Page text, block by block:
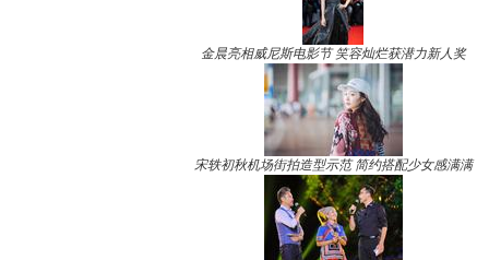
金晨亮相威尼斯电影节 笑容灿烂获潜力新人奖
宋轶初秋机场街拍造型示范 简约搭配少女感满满